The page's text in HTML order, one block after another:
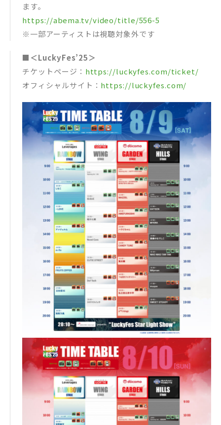
ます。
https://abema.tv/video/title/556-5
※一部アーティストは視聴対象外です
■＜LuckyFes’25＞
チケットページ： https://luckyfes.com/ticket/
オフィシャルサイト： https://luckyfes.com/